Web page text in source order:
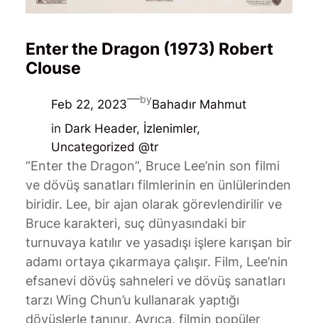
Enter the Dragon (1973) Robert
Clouse
Feb 22, 2023—byBahadır Mahmut
in Dark Header, İzlenimler
Uncategorized @tr
“Enter the Dragon”, Bruce Lee’nin son filmi
ve dövüş sanatları filmlerinin en ünlülerinden
biridir. Lee, bir ajan olarak görevlendirilir ve
Bruce karakteri, suç dünyasındaki bir
turnuvaya katılır ve yasadışı işlere karışan bir
adamı ortaya çıkarmaya çalışır. Film, Lee’nin
efsanevi dövüş sahneleri ve dövüş sanatları
tarzı Wing Chun’u kullanarak yaptığı
dövüşlerle tanınır. Ayrıca, filmin popüler